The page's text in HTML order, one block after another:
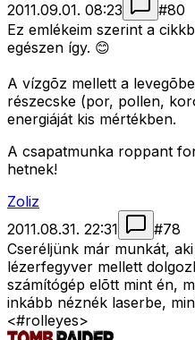
2011.09.01. 08:23 #80
Ez emlékeim szerint a
egészen így. 😊
A vízgõz mellett a
részecske (por, pollen,
energiáját kis mértékben.
A csapatmunka roppant
hetnek!
Zoliz
2011.08.31. 22:31
#78
Cseréljünk már munkát,
lézerfegyver mellett
számítógép elõtt mint én,
inkább néznék laserbe,
<#rolleyes>